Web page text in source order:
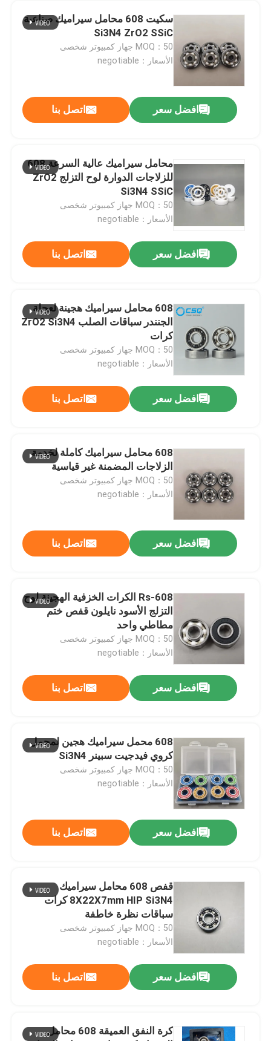
عرض الواقع الافتراضي
معلومات عنا
اتصل بنا
اطلب اقتباس
محامل سيراميك هجينة
محامل كربيد السيليكون
محامل أسطوانية من السيراميك
محمل اقتحام السيراميك
سيراميك إنشائي متقدم
كرة نيتريد السيليكون
سكيت 608 محامل سيراميك صناعية
Si3N4 ZrO2 SSiC
MOQ：50 جهاز كمبيوتر شخصى
الأسعار：negotiable
افضل سعر اتصل بنا
محامل سيراميك عالية السرعة 608
للزلاجات الدوارة لوح التزلج ZrO2
Si3N4 SSiC
MOQ：50 جهاز كمبيوتر شخصى
الأسعار：negotiable
افضل سعر اتصل بنا
608 محامل سيراميك هجينة لعجلة
الجنندر سباقات الصلب ZrO2 Si3N4
كرات
MOQ：50 جهاز كمبيوتر شخصى
الأسعار：negotiable
افضل سعر اتصل بنا
608 محامل سيراميك كاملة لخدمة
الزلاجات المضمنة غير قياسية
MOQ：50 جهاز كمبيوتر شخصى
الأسعار：negotiable
افضل سعر اتصل بنا
608-Rs الكرات الخزفية الهجينة لوح
التزلج الأسود نايلون قفص ختم
مطاطي واحد
MOQ：50 جهاز كمبيوتر شخصى
الأسعار：negotiable
افضل سعر اتصل بنا
608 محمل سيراميك هجين لمحمل
كروي فيدجيت سبينر Si3N4
MOQ：50 جهاز كمبيوتر شخصى
الأسعار：negotiable
افضل سعر اتصل بنا
قفص 608 محامل سيراميك
8X22X7mm HIP Si3N4 كرات
سباقات نظرة خاطفة
MOQ：50 جهاز كمبيوتر شخصى
الأسعار：negotiable
افضل سعر اتصل بنا
كرة النفق العميقة 608 محامل